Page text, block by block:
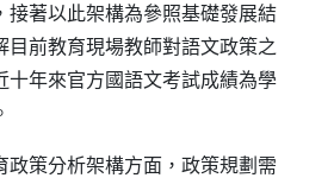
接著以此架構為參照基礎發展結
目前教育現場教師對語文政策之
十年來官方國語文考試成績為學
策分析架構方面，政策規劃需